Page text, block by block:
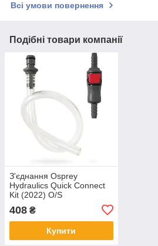
Всі умови повернення
Подібні товари компанії
З'єднання Osprey
Hydraulics Quick Connect
Kit (2022) O/S
408 ₴
Купити